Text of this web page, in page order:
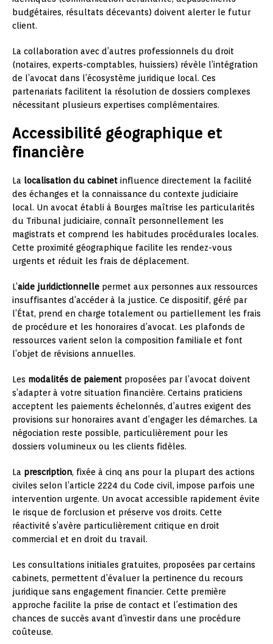
budgétaires, résultats décevants) doivent alerter le futur
client.
La collaboration avec d’autres professionnels du droit
(notaires, experts-comptables, huissiers) révèle l’intégration
de l’avocat dans l’écosystème juridique local. Ces
partenariats facilitent la résolution de dossiers complexes
nécessitant plusieurs expertises complémentaires.
Accessibilité géographique et
financière
La localisation du cabinet influence directement la facilité
des échanges et la connaissance du contexte judiciaire
local. Un avocat établi à Bourges maîtrise les particularités
du Tribunal judiciaire, connaît personnellement les
magistrats et comprend les habitudes procédurales locales.
Cette proximité géographique facilite les rendez-vous
urgents et réduit les frais de déplacement.
L’aide juridictionnelle permet aux personnes aux ressources
insuffisantes d’accéder à la justice. Ce dispositif, géré par
l’État, prend en charge totalement ou partiellement les frais
de procédure et les honoraires d’avocat. Les plafonds de
ressources varient selon la composition familiale et font
l’objet de révisions annuelles.
Les modalités de paiement proposées par l’avocat doivent
s’adapter à votre situation financière. Certains praticiens
acceptent les paiements échelonnés, d’autres exigent des
provisions sur honoraires avant d’engager les démarches. La
négociation reste possible, particulièrement pour les
dossiers volumineux ou les clients fidèles.
La prescription, fixée à cinq ans pour la plupart des actions
civiles selon l’article 2224 du Code civil, impose parfois une
intervention urgente. Un avocat accessible rapidement évite
le risque de forclusion et préserve vos droits. Cette
réactivité s’avère particulièrement critique en droit
commercial et en droit du travail.
Les consultations initiales gratuites, proposées par certains
cabinets, permettent d’évaluer la pertinence du recours
juridique sans engagement financier. Cette première
approche facilite la prise de contact et l’estimation des
chances de succès avant d’investir dans une procédure
coûteuse.